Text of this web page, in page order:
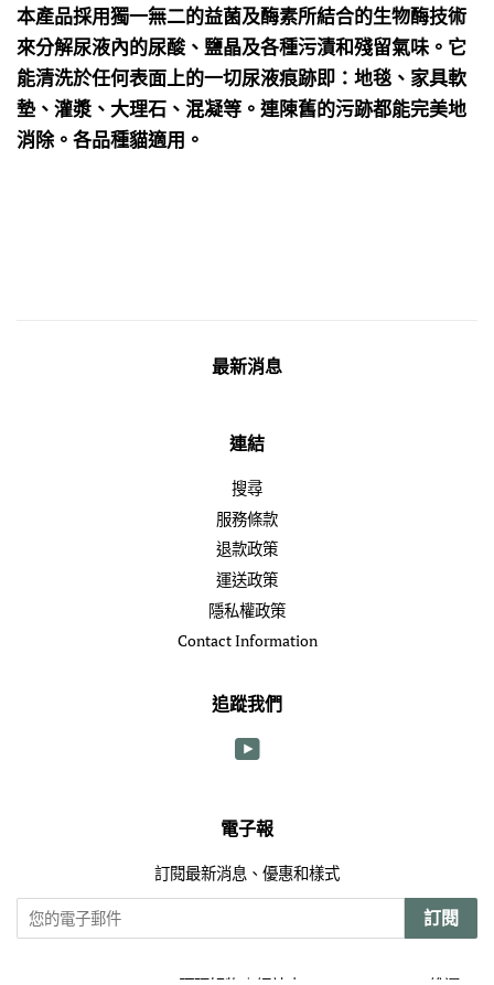
本產品採用獨一無二的益菌及酶素所結合的生物酶技術
來分解尿液內的尿酸、鹽晶及各種污漬和殘留氣味。它
能清洗於任何表面上的一切尿液痕跡即：地毯、家具軟
墊、灌漿、大理石、混凝等。連陳舊的污跡都能完美地
消除。各品種貓適用。
最新消息
連結
搜尋
服務條款
退款政策
運送政策
隱私權政策
Contact Information
追蹤我們
YouTube
電子報
訂閱最新消息、優惠和樣式
訂閱